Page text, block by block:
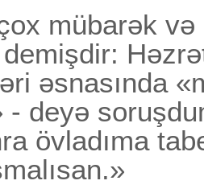
mübarək
əsnasında
- deyə
övladıma